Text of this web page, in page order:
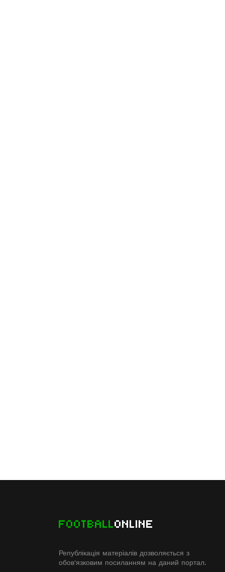
FOOTBALLONLINE
Републікація матеріалів дозволяється з
обов'язковим посиланням на даний портал.